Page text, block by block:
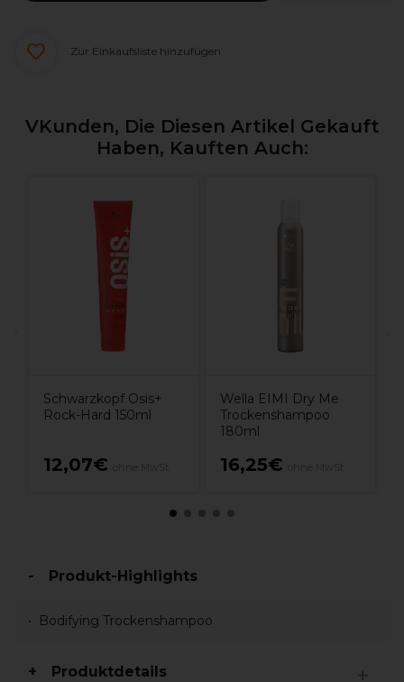
Zur Einkaufsliste hinzufügen
VKunden, Die Diesen Artikel Gekauft
Haben, Kauften Auch:
Schwarzkopf Osis+
Rock-Hard 150ml
12,07€
Wella EIMI Dry Me
Trockenshampoo
180ml
16,25€
Produkt-Highlights
Bodifying Trockenshampoo
Produktdetails